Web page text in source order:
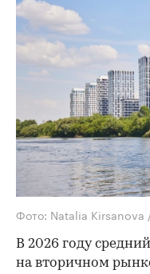
Фото: Natalia Kirsanova
В 2026 году
на вторичном